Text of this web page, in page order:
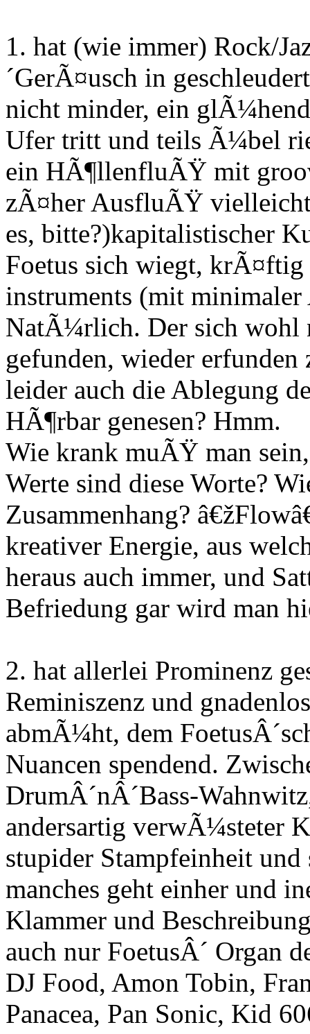
1. hat (wie immer) Rock/
´GerÃ¤usch in
nicht minder, ein
Ufer tritt und teils Ã¼bel
ein HÃ¶llenfluÃŸ mit
zÃ¤her AusfluÃŸ
es, bitte?)kapitalistischer
Foetus sich wiegt,
instruments (mit
NatÃ¼rlich. Der sich wohl
gefunden, wieder
leider auch die Ablegung
HÃ¶rbar genesen? Hmm.
Wie krank muÃŸ man
Werte sind diese Worte?
Zusammenhang?
kreativer Energie, aus
heraus auch immer, und
Befriedung gar wird man
2. hat allerlei Prominenz
Reminiszenz und
abmÃ¼ht, dem
Nuancen spendend.
DrumÂ´nÂ´Bass-
andersartig verwÃ¼steter
stupider Stampfeinheit
manches geht einher und
Klammer und
auch nur FoetusÂ´ Organ
DJ Food, Amon Tobin,
Panacea, Pan Sonic, Kid